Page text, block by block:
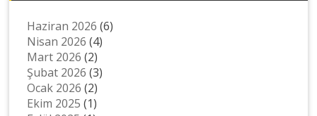
Haziran 2026 (6)
Nisan 2026 (4)
Mart 2026 (2)
Şubat 2026 (3)
Ocak 2026 (2)
Ekim 2025 (1)